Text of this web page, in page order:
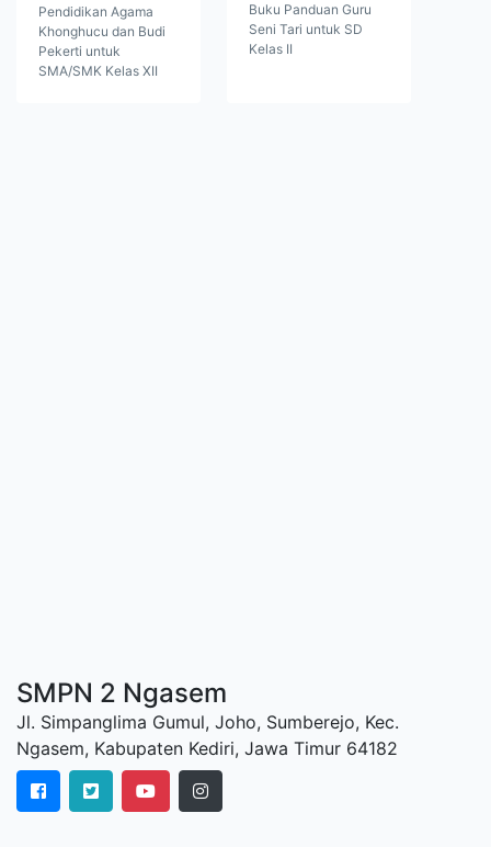
Pendidikan Agama
Khonghucu dan Budi
Pekerti untuk
SMA/SMK Kelas XII
Buku Panduan Guru
Seni Tari untuk SD
Kelas II
SMPN 2 Ngasem
Jl. Simpanglima Gumul, Joho, Sumberejo, Kec.
Ngasem, Kabupaten Kediri, Jawa Timur 64182